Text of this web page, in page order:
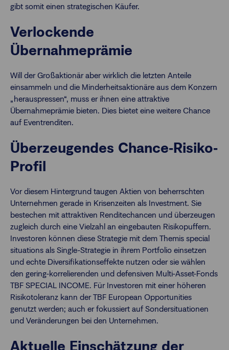
gibt somit einen strategischen Käufer.
Verlockende
Übernahmeprämie
Will der Großaktionär aber wirklich die letzten Anteile
einsammeln und die Minderheitsaktionäre aus dem Konzern
„herauspressen“, muss er ihnen eine attraktive
Übernahmeprämie bieten. Dies bietet eine weitere Chance
auf Eventrenditen.
Überzeugendes Chance‐Risiko‐
Profil
Vor diesem Hintergrund taugen Aktien von beherrschten
Unternehmen gerade in Krisenzeiten als Investment. Sie
bestechen mit attraktiven Renditechancen und überzeugen
zugleich durch eine Vielzahl an eingebauten Risikopuffern.
Investoren können diese Strategie mit dem Themis special
situations als Single-Strategie in ihrem Portfolio einsetzen
und echte Diversifikationseffekte nutzen oder sie wählen
den gering-korrelierenden und defensiven Multi-Asset-Fonds
TBF SPECIAL INCOME. Für Investoren mit einer höheren
Risikotoleranz kann der TBF European Opportunities
genutzt werden; auch er fokussiert auf Sondersituationen
und Veränderungen bei den Unternehmen.
Aktuelle Einschätzung der